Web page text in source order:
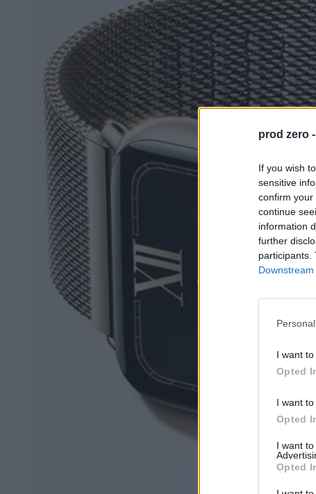
prod zero -
If you wish
sensitive
confirm your
continue
information
further
participants.
I want
Opted
I want
Opted
I want
Opted